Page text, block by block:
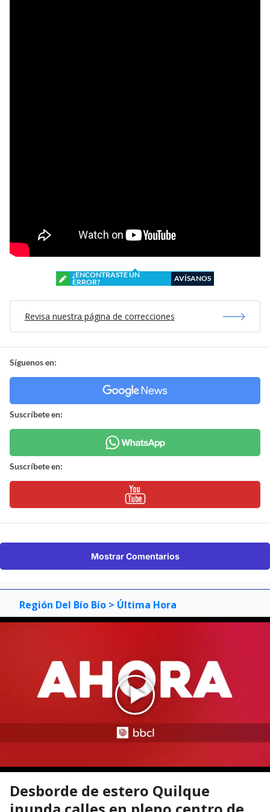
¿ENCONTRASTE UN
ERROR?
AVÍSANOS
Revisa nuestra página de correcciones
Síguenos en:
Suscríbete en:
Suscríbete en:
Mostrar Comentarios
Región Del Bío Bío > Última Hora
Desborde de estero Quilque